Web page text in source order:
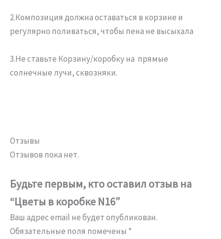
2.Композиция должна оставаться в корзине и
регулярно поливаться, чтобы пена не высыхала
3.Не ставьте Корзину/коробку на прямые
солнечные лучи, сквозняки.
Отзывы
Отзывов пока нет.
Будьте первым, кто оставил отзыв на
“Цветы в коробке N16”
Ваш адрес email не будет опубликован.
Обязательные поля помечены *